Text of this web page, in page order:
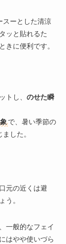
ーとした清涼
ッと貼れるた
きに便利です。
トし、 のせた瞬
で、暑い季節の
した。
元の近くは避
う。
一般的なフェイ
はやや使いづら